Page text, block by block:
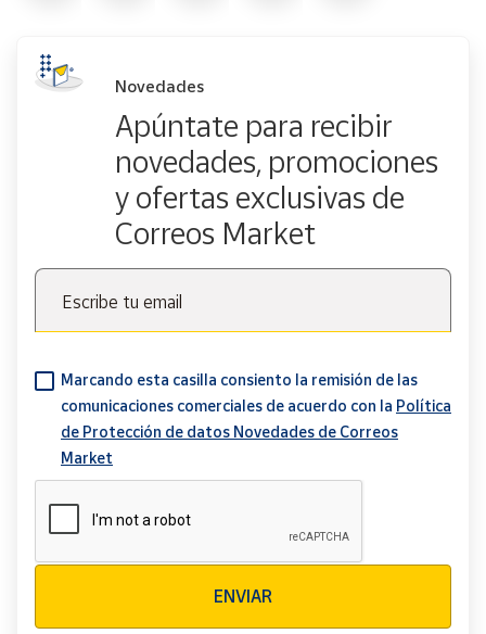
Novedades
Apúntate para recibir
novedades, promociones
y ofertas exclusivas de
Correos Market
Escribe tu email
Marcando esta casilla consiento la remisión de las
comunicaciones comerciales de acuerdo con la Política
de Protección de datos Novedades de Correos
Market
ENVIAR